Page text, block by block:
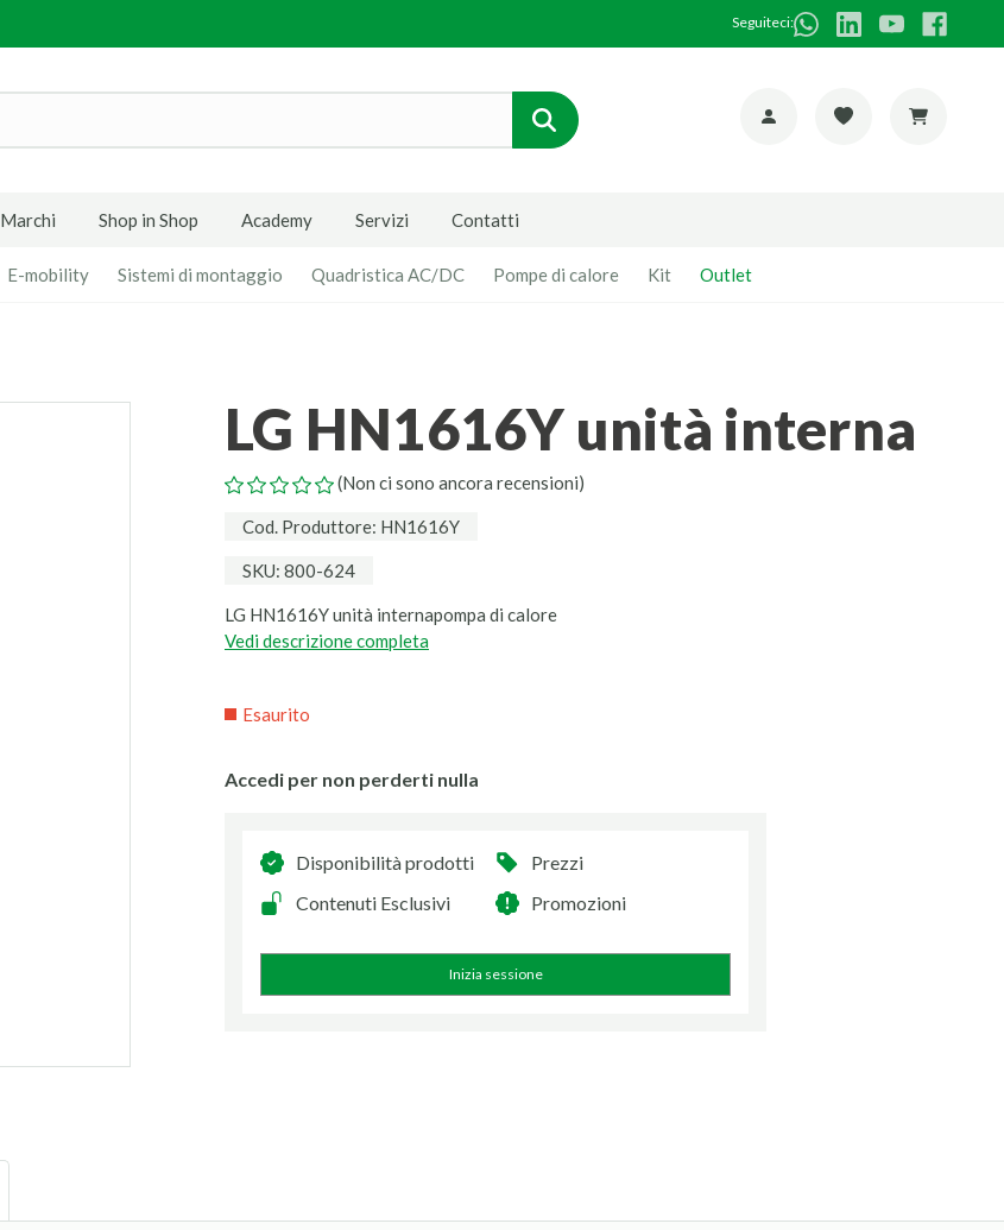
Seguiteci:
Marchi Shop in Shop Academy Servizi Contatti
E-mobility Sistemi di montaggio Quadristica AC/DC Pompe di calore Kit Outlet
LG HN1616Y unità interna
(Non ci sono ancora recensioni)
Cod. Produttore: HN1616Y
SKU: 800-624
LG HN1616Y unità internapompa di calore
Vedi descrizione completa
Esaurito
Accedi per non perderti nulla
Disponibilità prodotti
Prezzi
Contenuti Esclusivi
Promozioni
Inizia sessione